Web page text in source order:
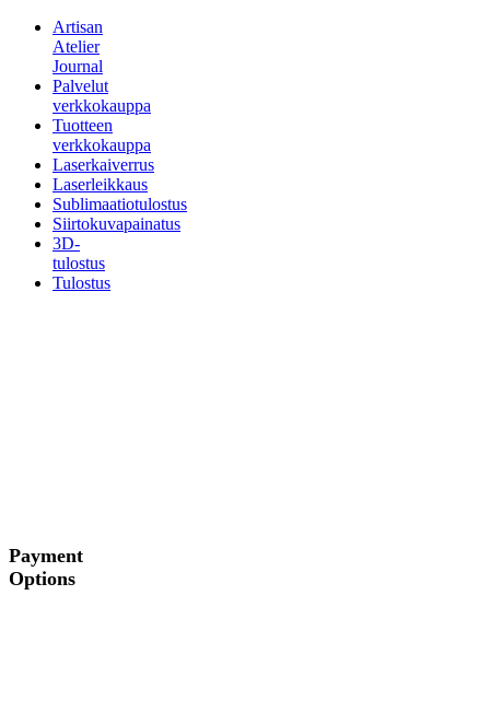
Artisan
Atelier
Journal
Palvelut
verkkokauppa
Tuotteen
verkkokauppa
Laserkaiverrus
Laserleikkaus
Sublimaatiotulostus
Siirtokuvapainatus
3D-
tulostus
Tulostus
Payment
Options